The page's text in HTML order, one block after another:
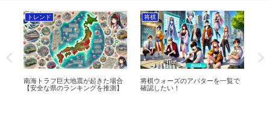
トレンド
南海トラフ巨大地震が起きた場合
【安全な県のランキングを推測】
将棋
将棋ウォーズのアバターを一覧で
確認したい！